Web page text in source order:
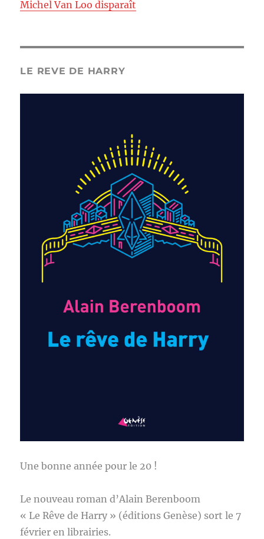
Michel Van Loo disparaît
LE REVE DE HARRY
Une bonne année pour le 20 !
Le nouveau roman d’Alain Berenboom
« Le Rêve de Harry » (éditions Genèse) sort le 7
février en librairies.